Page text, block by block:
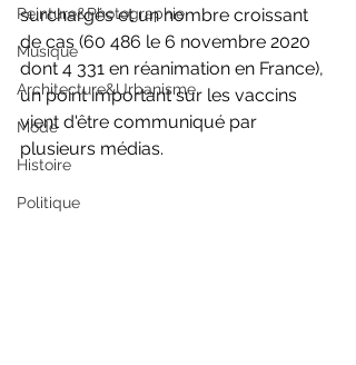
Peinture&Photographie
Musique
Architecture&Urbanisme
Mode
Histoire
Politique
surchargés et un nombre croissant
de cas (60 486 le 6 novembre 2020
dont 4 331 en réanimation en France),
un point important sur les vaccins
vient d'être communiqué par
plusieurs médias.